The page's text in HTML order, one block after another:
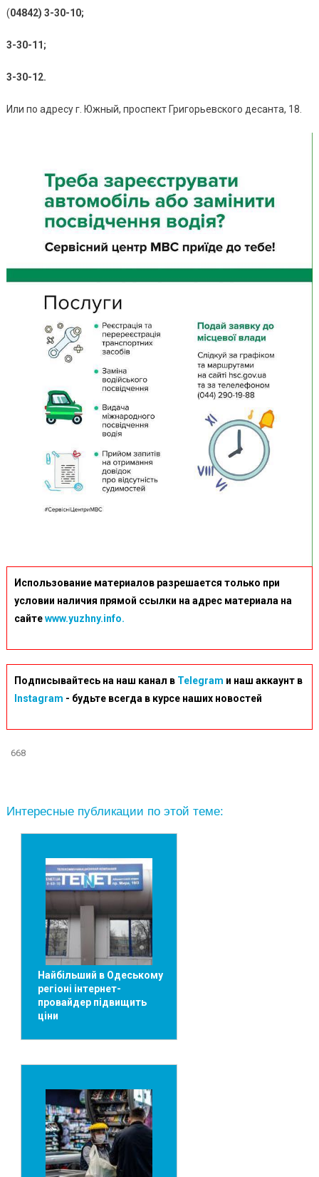
(04842) 3-30-10;
3-30-11;
3-30-12.
Или по адресу г. Южный, проспект Григорьевского десанта, 18.
Использование материалов разрешается только при
условии наличия прямой ссылки на адрес материала на
сайтеwww.yuzhny.info.
Подписывайтесь на наш канал в Telegram и наш аккаунт в
Instagram - будьте всегда в курсе наших новостей
668
Интересные публикации по этой теме:
Найбільший в Одеському
регіоні інтернет-
провайдер підвищить
ціни